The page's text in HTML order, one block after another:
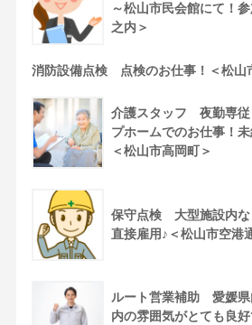
～松山市民会館にて！
之内＞
消防設備点検 点検のお仕事！＜松山
介護スタッフ 夜勤専従
プホームでのお仕事！
＜松山市高岡町＞
保守点検 大型施設内な
直接雇用♪＜松山市空港
ルート営業補助 愛媛県
内の雰囲気がとても良